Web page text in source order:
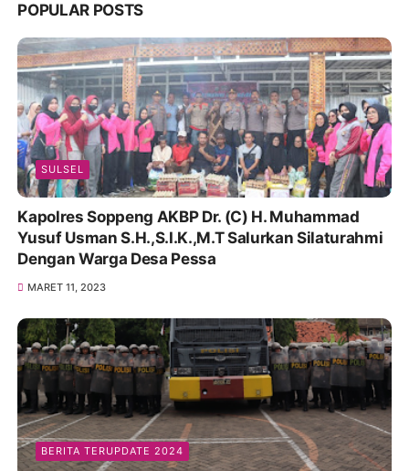
POPULAR POSTS
SULSEL
Kapolres Soppeng AKBP Dr. (C) H. Muhammad
Yusuf Usman S.H.,S.I.K.,M.T Salurkan Silaturahmi
Dengan Warga Desa Pessa
MARET 11, 2023
BERITA TERUPDATE 2024